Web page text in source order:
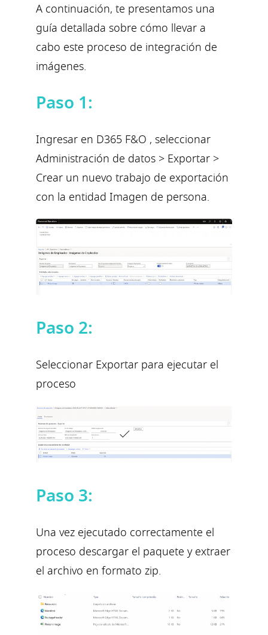
A continuación, te presentamos una
guía detallada sobre cómo llevar a
cabo este proceso de integración de
imágenes.
Paso 1:
Ingresar en D365 F&O , seleccionar
Administración de datos > Exportar >
Crear un nuevo trabajo de exportación
con la entidad Imagen de persona.
Paso 2:
Seleccionar Exportar para ejecutar el
proceso
Paso 3:
Una vez ejecutado correctamente el
proceso descargar el paquete y extraer
el archivo en formato zip.